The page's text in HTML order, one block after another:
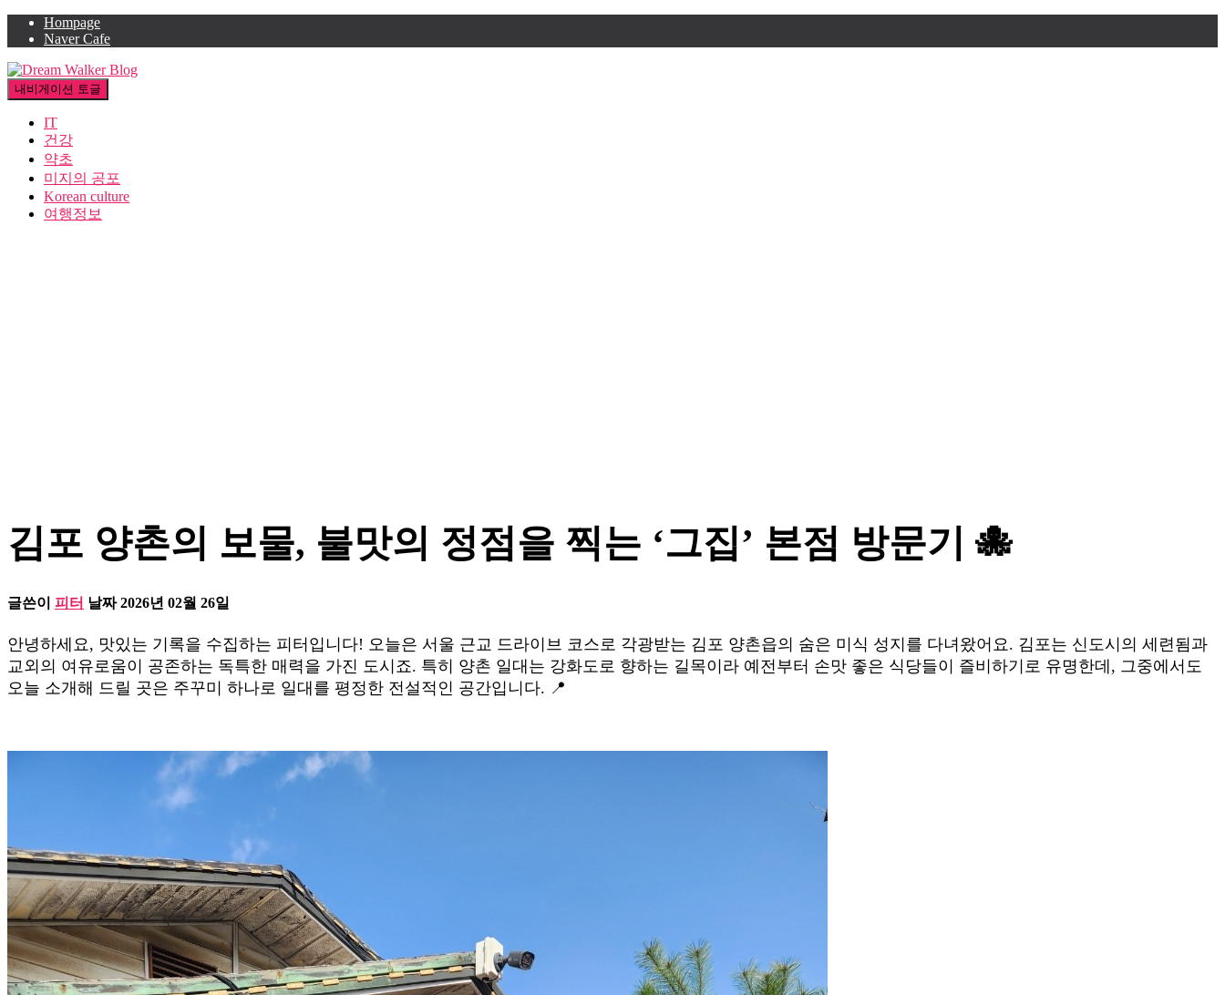
Hompage
Naver Cafe
내비게이션 토글
IT
건강
약초
미지의 공포
Korean culture
여행정보
김포 양촌의 보물, 불맛의 정점을 찍는 ‘그집’ 본점 방문기 🐙
글쓴이 피터 날짜2026년 02월 26일
안녕하세요, 맛있는 기록을 수집하는 피터입니다! 오늘은 서울 근교 드라이브 코스로 각광받는 김포 양촌읍의 숨은 미식 성지를 다녀왔어요. 김포는 신도시의 세련됨과
교외의 여유로움이 공존하는 독특한 매력을 가진 도시죠. 특히 양촌 일대는 강화도로 향하는 길목이라 예전부터 손맛 좋은 식당들이 즐비하기로 유명한데, 그중에서도
오늘 소개해 드릴 곳은 주꾸미 하나로 일대를 평정한 전설적인 공간입니다. 📍